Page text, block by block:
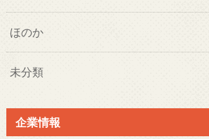
ほのか
未分類
企業情報